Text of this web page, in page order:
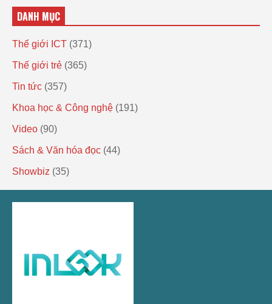
DANH MỤC
Thế giới ICT (371)
Thế giới trẻ (365)
Tin tức (357)
Khoa học & Công nghệ (191)
Video (90)
Sách & Văn hóa đọc (44)
Showbiz (35)